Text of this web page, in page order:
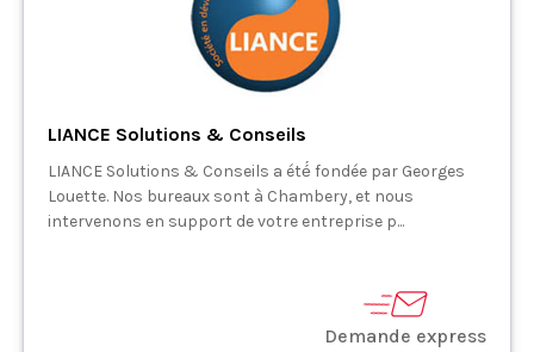
LIANCE Solutions & Conseils
LIANCE Solutions & Conseils a été́ fondée par Georges
Louette. Nos bureaux sont à Chambery, et nous
intervenons en support de votre entreprise p...
Demande express